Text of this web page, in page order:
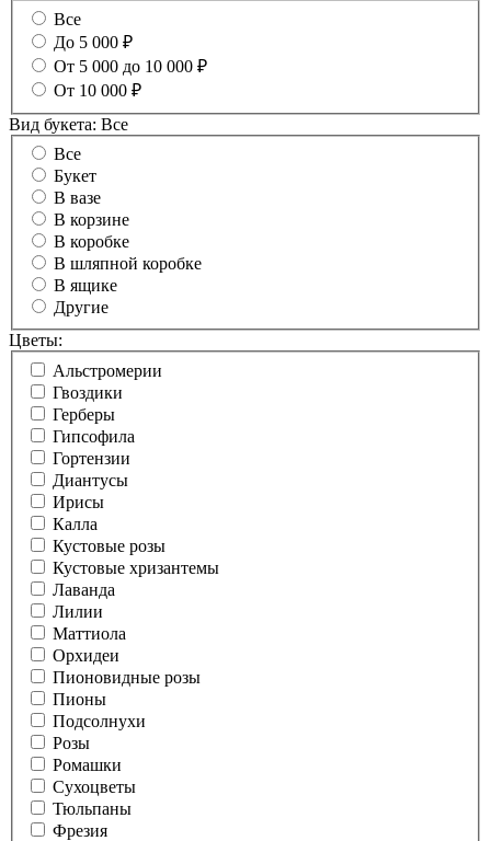
Все
До 5 000 ₽
От 5 000 до 10 000 ₽
От 10 000 ₽
Вид букета: Все
Все
Букет
В вазе
В корзине
В коробке
В шляпной коробке
В ящике
Другие
Цветы:
Альстромерии
Гвоздики
Герберы
Гипсофила
Гортензии
Диантусы
Ирисы
Калла
Кустовые розы
Кустовые хризантемы
Лаванда
Лилии
Маттиола
Орхидеи
Пионовидные розы
Пионы
Подсолнухи
Розы
Ромашки
Сухоцветы
Тюльпаны
Фрезия